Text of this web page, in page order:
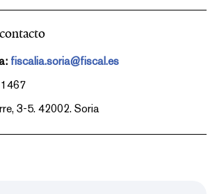
fiscalia.soria@fiscal.es
3-5. 42002. Soria